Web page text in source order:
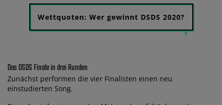
Wettquoten: Wer gewinnt DSDS 2020?
Das DSDS Finale in drei Runden
Zunächst performen die vier Finalisten einen neu
einstudierten Song.